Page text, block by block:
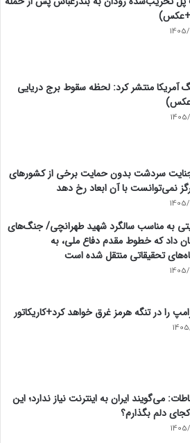
(+عکس)
آمریکا منتشر کرد: لحظه سقوط برج دریایی
(عکس)
سردشت بدون حمایت برخی از کشورهای
نمی‌توانست با آن ابعاد رخ دهد
به مناسب سالگرد شهید طهرانچی/ جنگ‌های
داد که خطوط مقدم دفاع ملی، به
تحقیقاتی منتقل شده است
را در تنگه هرمز غرق خواهد کرد+کاریکاتور
می‌گویند ایران به اینترنت نیاز ندارد؛ این
دلم بگذارم؟